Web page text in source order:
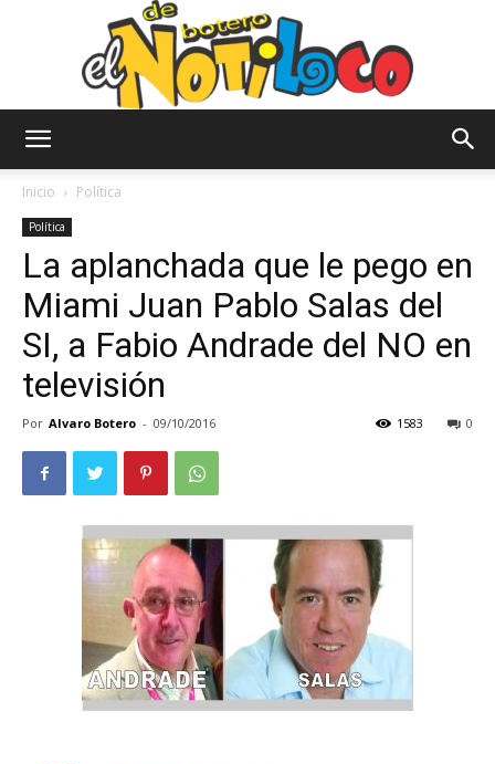
Notiloco
de
Inicio Política
Política
La aplanchada que le pego en
Miami Juan Pablo Salas del
SI, a Fabio Andrade del NO en
televisión
Por Alvaro Botero - 09/10/2016 0
1583